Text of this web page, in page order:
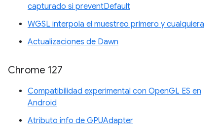
capturado si preventDefault
WGSL interpola el muestreo primero y cualquiera
Actualizaciones de Dawn
Chrome 127
Compatibilidad experimental con OpenGL ES en
Android
Atributo info de GPUAdapter